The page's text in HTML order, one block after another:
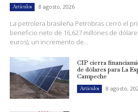
Artículos 8 agosto, 2026
La petrolera brasileña Petrobras cerró el
beneficio neto de 16,627 millones de
euros), un incremento de...
CIP cierra
de dólares para La
Campeche
Artículos 8 agosto,